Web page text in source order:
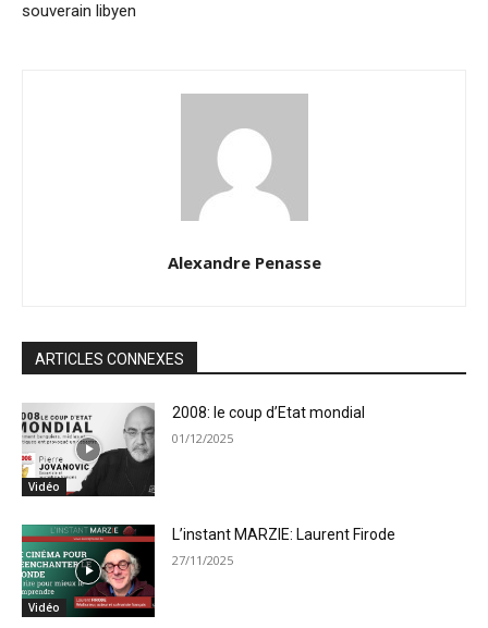
souverain libyen
Alexandre Penasse
ARTICLES CONNEXES
Vidéo
2008: le coup d’Etat mondial
01/12/2025
Vidéo
L’instant MARZIE: Laurent Firode
27/11/2025